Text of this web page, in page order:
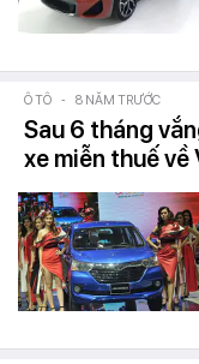
Ô TÔ - 8 NĂM TRƯỚC
Sau 6 tháng
xe miễn thuế về